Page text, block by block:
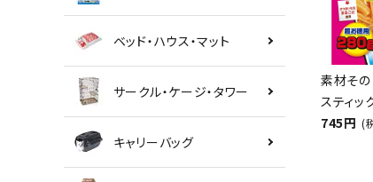
ベッド・ハウス・マット
サークル・ケージ・タワー
キャリーバッグ
素材その
スティッ
745円 (